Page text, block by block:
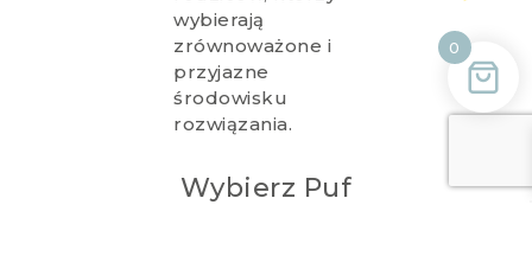
wybierają
zrównoważone i
przyjazne
środowisku
rozwiązania.
Wybierz Puf
0